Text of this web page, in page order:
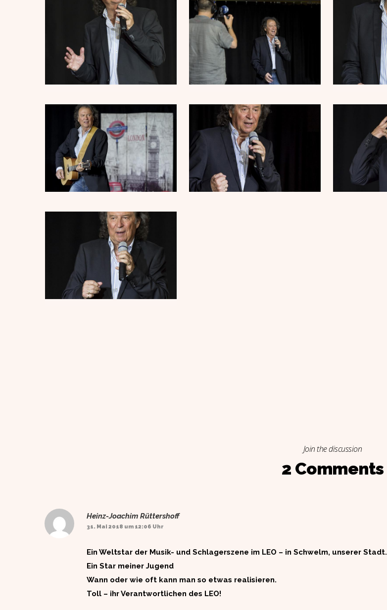
Join the discussion
2 Comments
Heinz-Joachim Rüttershoff
31. Mai 2018 um 12:06 Uhr
Ein Weltstar der Musik- und Schlagerszene im LEO – in Schwelm, unserer Stadt.
Ein Star meiner Jugend
Wann oder wie oft kann man so etwas realisieren.
Toll – ihr Verantwortlichen des LEO!